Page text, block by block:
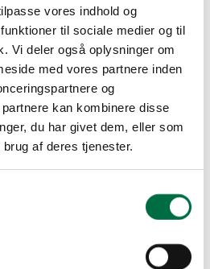
vores indhold og
til sociale medier og til
Vi deler også oplysninger om
med vores partnere inden
og
kan kombinere disse
du har givet dem, eller som
af deres tjenester.